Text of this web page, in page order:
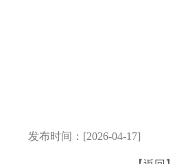
发布时间：[2026-04-17]